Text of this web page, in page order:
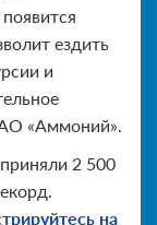
ездить
и
«Аммоний».
2 500
на